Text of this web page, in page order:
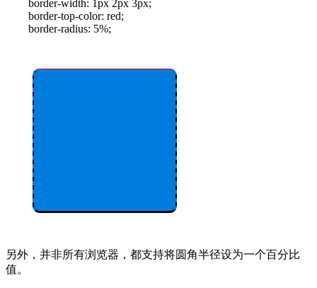
border-width: 1px 2px 3px;
border-top-color: red;
border-radius: 5%;
另外，并非所有浏览器，都支持将圆角半径设为一个百分比
值。